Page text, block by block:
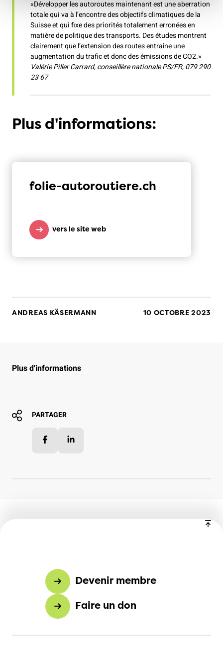
«Développer les autoroutes maintenant est une aberration
totale qui va à l’encontre des objectifs climatiques de la
Suisse et qui fixe des priorités totalement erronées en
matière de politique des transports. Des études montrent
clairement que l’extension des routes entraîne une
augmentation du trafic et donc des émissions de CO2.»
Valérie Piller Carrard, conseillère nationale PS/FR, 079 290
23 67
Plus d'informations:
folie-autoroutiere.ch
vers le site web
ANDREAS KÄSERMANN 10 OCTOBRE 2023
Plus d'informations
PARTAGER
Facebook
Devenir membre
Faire un don